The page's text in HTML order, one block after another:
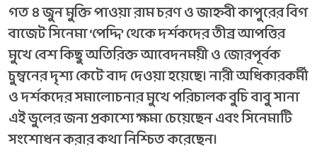
গত ৪ জুন মুক্তি পাওয়া রাম চরণ ও জাহ্নবী কাপুরের বিগ
বাজেট সিনেমা ‘পেদ্দি’ থেকে দর্শকদের তীব্র আপত্তির
মুখে বেশ কিছু অতিরিক্ত আবেদনময়ী ও জোরপূর্বক
চুম্বনের দৃশ্য কেটে বাদ দেওয়া হয়েছে। নারী অধিকারকর্মী
ও দর্শকদের সমালোচনার মুখে পরিচালক বুচি বাবু সানা
এই ভুলের জন্য প্রকাশ্যে ক্ষমা চেয়েছেন এবং সিনেমাটি
সংশোধন করার কথা নিশ্চিত করেছেন।